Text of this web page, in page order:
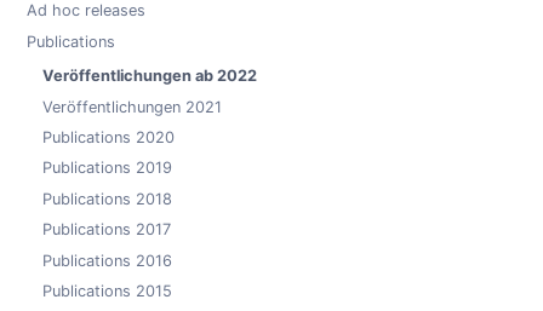
Ad hoc releases
Publications
Veröffentlichungen ab 2022
Veröffentlichungen 2021
Publications 2020
Publications 2019
Publications 2018
Publications 2017
Publications 2016
Publications 2015